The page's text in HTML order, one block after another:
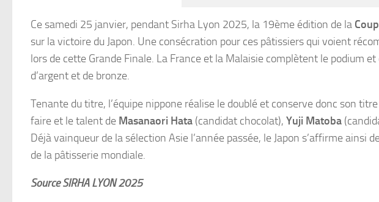
Ce samedi 25 janvier, pendant Sirha Lyon 2025, la 19ème édition de la
sur la victoire du Japon. Une consécration pour ces pâtissiers qui voient
lors de cette Grande Finale. La France et la Malaisie complètent le podium
d’argent et de bronze.
Tenante du titre, l’équipe nippone réalise le doublé et conserve donc son
faire et le talent de Masanaori Hata (candidat chocolat), Yuji Matoba
Déjà vainqueur de la sélection Asie l’année passée, le Japon s’affirme ainsi
de la pâtisserie mondiale.
Source SIRHA LYON 2025